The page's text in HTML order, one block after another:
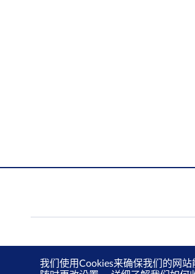
我们使用Cookies来确保我们的网